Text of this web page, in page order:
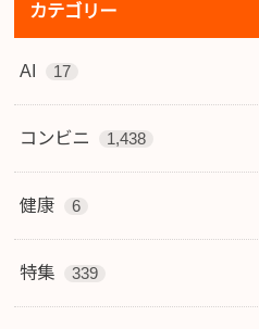
カテゴリー
AI 17
コンビニ 1,438
健康 6
特集 339